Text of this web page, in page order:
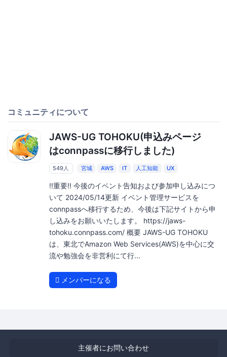
コミュニティについて
JAWS-UG TOHOKU(申込みページ
はconnpassに移行しました)
549人 宮城 AWS IT 人工知能 UX
!!重要!! 今後のイベント告知および参加申し込みにつ
いて 2024/05/14更新 イベント管理サービスを
connpassへ移行するため、今後は下記サイトから申
し込みをお願いいたします。 https://jaws-
tohoku.connpass.com/ 概要 JAWS-UG TOHOKU
は、東北でAmazon Web Services(AWS)を中心に交
流や勉強会を非営利にて行...
メンバーになる
主催者にお問い合わせ